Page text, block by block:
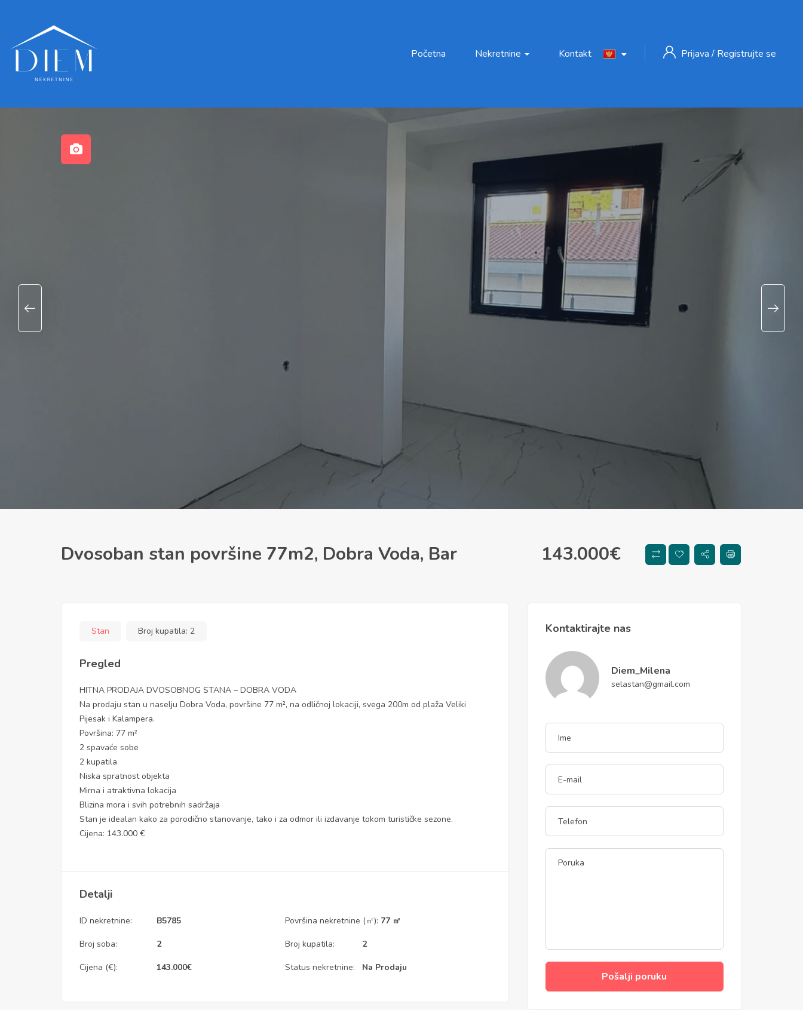
Početna Nekretnine Kontakt Prijava / Registrujte se
Dvosoban stan površine 77m2, Dobra Voda, Bar 143.000€
Stan Broj kupatila: 2
Pregled
HITNA PRODAJA DVOSOBNOG STANA – DOBRA VODA
Na prodaju stan u naselju Dobra Voda, površine 77 m², na odličnoj lokaciji, svega 200m od plaža Veliki
Pijesak i Kalampera.
Površina: 77 m²
2 spavaće sobe
2 kupatila
Niska spratnost objekta
Mirna i atraktivna lokacija
Blizina mora i svih potrebnih sadržaja
Stan je idealan kako za porodično stanovanje, tako i za odmor ili izdavanje tokom turističke sezone.
Cijena: 143.000 €
Detalji
ID nekretnine: B5785 Površina nekretnine (㎡): 77 ㎡
Broj soba: 2 Broj kupatila: 2
Cijena (€): 143.000€ Status nekretnine: Na Prodaju
Kontaktirajte nas
Diem_Milena
selastan@gmail.com
Pošalji poruku